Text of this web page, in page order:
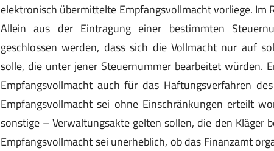
elektronisch übermittelte Empfangsvollmacht vorliege. Im
Allein aus der Eintragung einer bestimmten
geschlossen werden, dass sich die Vollmacht nur auf
solle, die unter jener Steuernummer bearbeitet würden.
Empfangsvollmacht auch für das Haftungsverfahren
Empfangsvollmacht sei ohne Einschränkungen erteilt
sonstige – Verwaltungsakte gelten sollen, die den Kläger
Empfangsvollmacht sei unerheblich, ob das Finanzamt